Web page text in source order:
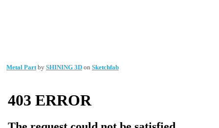
Metal Part by SHINING 3D on Sketchfab